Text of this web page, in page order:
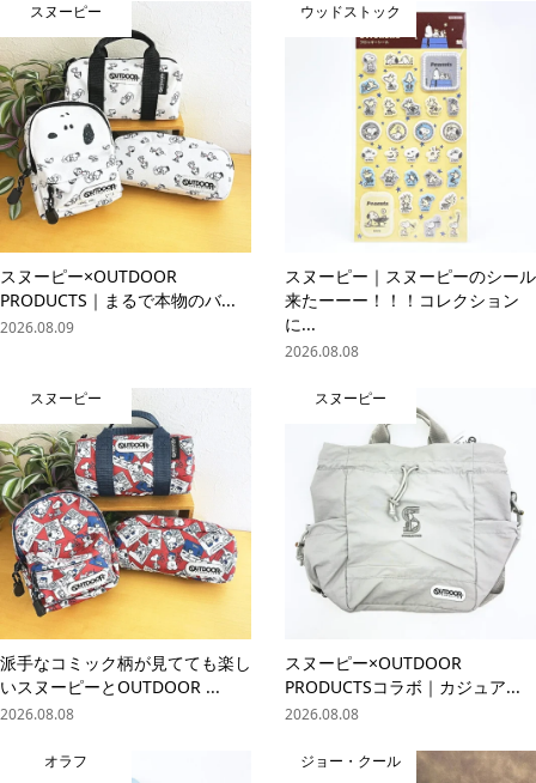
スヌーピー
スヌーピー×OUTDOOR
PRODUCTS｜まるで本物のバ...
2026.08.09
ウッドストック
スヌーピー｜スヌーピーのシール
来たーーー！！！コレクション
に...
2026.08.08
スヌーピー
派手なコミック柄が見てても楽し
いスヌーピーとOUTDOOR ...
2026.08.08
スヌーピー
スヌーピー×OUTDOOR
PRODUCTSコラボ｜カジュア...
2026.08.08
オラフ ジョー・クール